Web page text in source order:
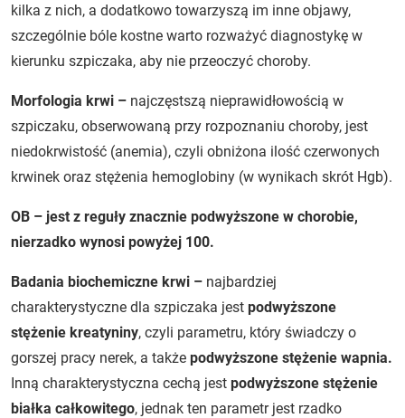
kilka z nich, a dodatkowo towarzyszą im inne objawy,
szczególnie bóle kostne warto rozważyć diagnostykę w
kierunku szpiczaka, aby nie przeoczyć choroby.
Morfologia krwi – najczęstszą nieprawidłowością w
szpiczaku, obserwowaną przy rozpoznaniu choroby, jest
niedokrwistość (anemia), czyli obniżona ilość czerwonych
krwinek oraz stężenia hemoglobiny (w wynikach skrót Hgb).
OB – jest z reguły znacznie podwyższone w chorobie,
nierzadko wynosi powyżej 100.
Badania biochemiczne krwi – najbardziej
charakterystyczne dla szpiczaka jest podwyższone
stężenie kreatyniny, czyli parametru, który świadczy o
gorszej pracy nerek, a także podwyższone stężenie wapnia.
Inną charakterystyczna cechą jest podwyższone stężenie
białka całkowitego, jednak ten parametr jest rzadko